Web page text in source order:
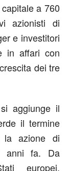
a 760
azionisti di
e investitori
in affari con
dei tre
aggiunge il
il termine
la azione di
anni fa. Da
europei,